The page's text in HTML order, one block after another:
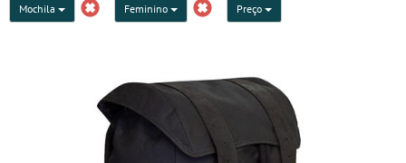
Mochila Feminino Preço